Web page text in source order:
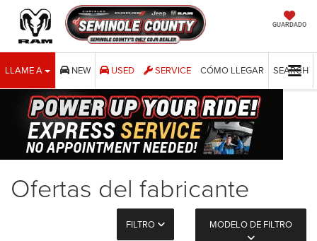
GUARDADO
LLAME A NEW USED SERVICE CÓMO LLEGAR SEARCH
Ofertas del fabricante
FILTRO MODELO DE FILTRO